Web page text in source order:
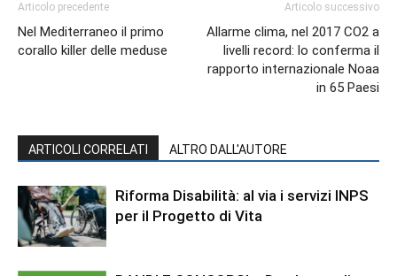
Articolo precedente
Nel Mediterraneo il primo
corallo killer delle meduse
Articolo successivo
Allarme clima, nel 2017 CO2 a
livelli record: lo conferma il
rapporto internazionale Noaa
in 65 Paesi
ARTICOLI CORRELATI ALTRO DALL'AUTORE
Riforma Disabilità: al via i servizi INPS
per il Progetto di Vita